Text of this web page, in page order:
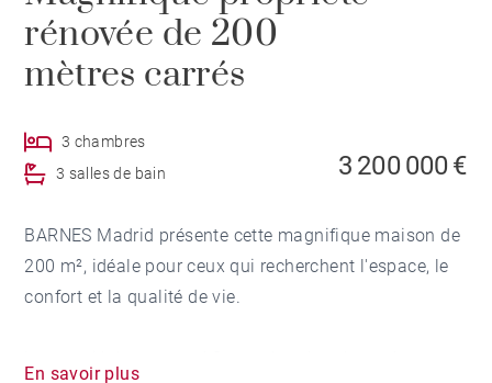
rénovée de 200
mètres carrés
3 chambres
3 salles de bain
3 200 000 €
BARNES Madrid présente cette magnifique maison de
200 m², idéale pour ceux qui recherchent l'espace, le
confort et la qualité de vie.
En savoir plus